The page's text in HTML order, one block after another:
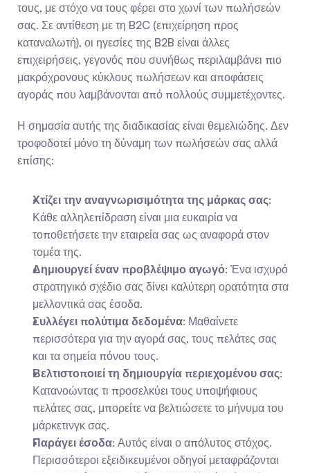
τους, με στόχο να τους φέρει στο χωνί των πωλήσεών
σας. Σε αντίθεση με τη B2C (επιχείρηση προς
καταναλωτή), οι ηγεσίες της B2B είναι άλλες
επιχειρήσεις, γεγονός που συνήθως περιλαμβάνει πιο
μακρόχρονους κύκλους πωλήσεων και αποφάσεις
αγοράς που λαμβάνονται από πολλούς συμμετέχοντες.
Η σημασία αυτής της διαδικασίας είναι θεμελιώδης. Δεν
τροφοδοτεί μόνο τη δύναμη των πωλήσεών σας αλλά
επίσης:
Χτίζει την αναγνωρισιμότητα της μάρκας σας:
Κάθε αλληλεπίδραση είναι μια ευκαιρία να
τοποθετήσετε την εταιρεία σας ως αναφορά στον
τομέα της.
Δημιουργεί έναν προβλέψιμο αγωγό: Ένα ισχυρό
στρατηγικό σχέδιο σας δίνει καλύτερη ορατότητα στα
μελλοντικά σας έσοδα.
Συλλέγει πολύτιμα δεδομένα: Μαθαίνετε
περισσότερα για την αγορά σας, τους πελάτες σας
και τα σημεία πόνου τους.
Βελτιστοποιεί τη δημιουργία περιεχομένου σας:
Κατανοώντας τι προσελκύει τους υποψήφιους
πελάτες σας, μπορείτε να βελτιώσετε το μήνυμα του
μάρκετινγκ σας.
Παράγει έσοδα: Αυτός είναι ο απόλυτος στόχος.
Περισσότεροι εξειδικευμένοι οδηγοί μεταφράζονται